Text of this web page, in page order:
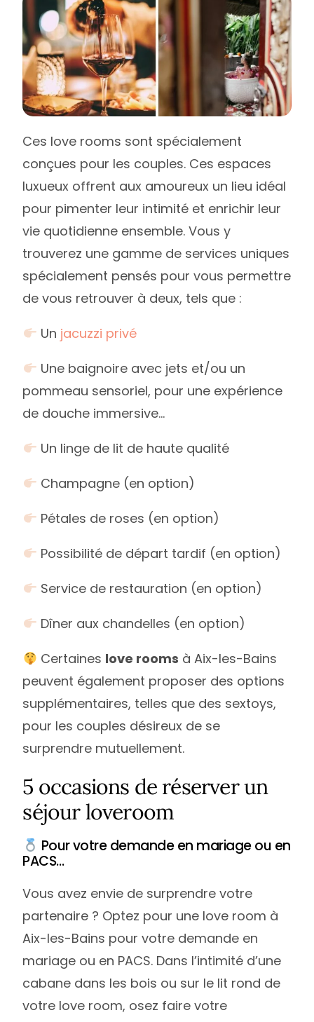
Ces love rooms sont spécialement
conçues pour les couples. Ces espaces
luxueux offrent aux amoureux un lieu idéal
pour pimenter leur intimité et enrichir leur
vie quotidienne ensemble. Vous y
trouverez une gamme de services uniques
spécialement pensés pour vous permettre
de vous retrouver à deux, tels que :
Un jacuzzi privé
Une baignoire avec jets et/ou un
pommeau sensoriel, pour une expérience
de douche immersive…
Un linge de lit de haute qualité
Champagne (en option)
Pétales de roses (en option)
Possibilité de départ tardif (en option)
Service de restauration (en option)
Dîner aux chandelles (en option)
Certaines love rooms à Aix-les-Bains
peuvent également proposer des options
supplémentaires, telles que des sextoys,
pour les couples désireux de se
surprendre mutuellement.
5 occasions de réserver un
séjour loveroom
Pour votre demande en mariage ou en
PACS…
Vous avez envie de surprendre votre
partenaire ? Optez pour une love room à
Aix-les-Bains pour votre demande en
mariage ou en PACS. Dans l’intimité d’une
cabane dans les bois ou sur le lit rond de
votre love room, osez faire votre